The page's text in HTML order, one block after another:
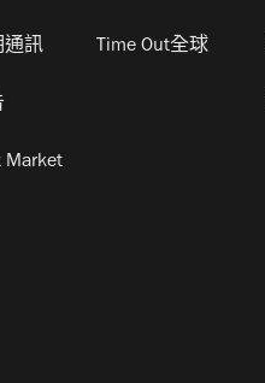
通訊
Market
Time Out全球